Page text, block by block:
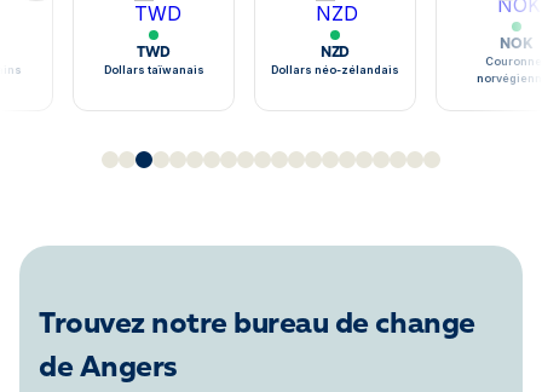
TWD
Dollars taïwanais
NZD
Dollars néo-zélandais
NOK
Trouvez notre bureau de change
de Angers